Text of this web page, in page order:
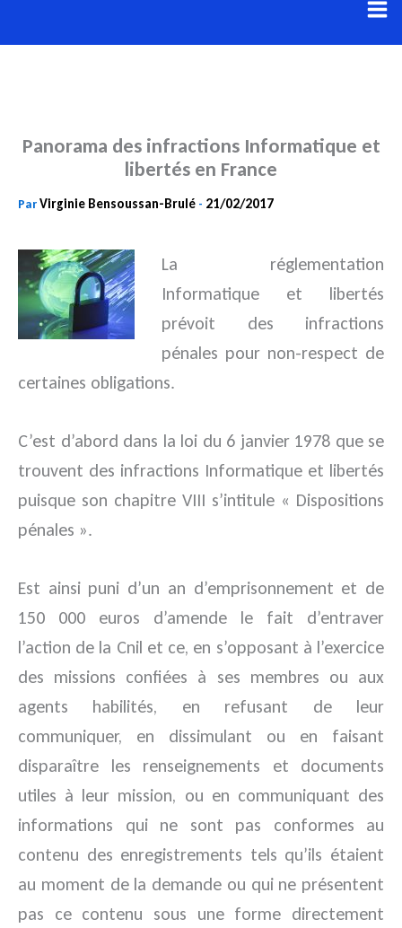
au
Panorama des infractions Informatique et
libertés en France
ParVirginie Bensoussan-Brulé - 21/02/2017
La réglementation
Informatique et libertés
prévoit des infractions
pénales pour non-respect de
certaines obligations.
C’est d’abord dans la loi du 6 janvier 1978 que se
trouvent des infractions Informatique et libertés
puisque son chapitre VIII s’intitule « Dispositions
pénales ».
Est ainsi puni d’un an d’emprisonnement et de
150 000 euros d’amende le fait d’entraver
l’action de la Cnil et ce, en s’opposant à l’exercice
des missions confiées à ses membres ou aux
agents habilités, en refusant de leur
communiquer, en dissimulant ou en faisant
disparaître les renseignements et documents
utiles à leur mission, ou en communiquant des
informations qui ne sont pas conformes au
contenu des enregistrements tels qu’ils étaient
au moment de la demande ou qui ne présentent
pas ce contenu sous une forme directement